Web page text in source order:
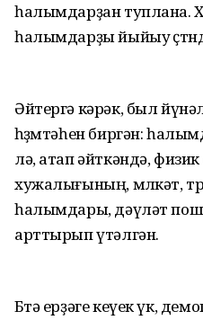
һалымдарҙан туплана.
һалымдарҙы йыйыу
Әйтергә кәрәк, был
һөҙөмтәһен биргән:
лә, атап әйткәндә,
хужалығының, мөлкәт,
һалымдары, дәүләт
арттырып үтәлгән.
Бөтә ерҙәге кеүек үк,